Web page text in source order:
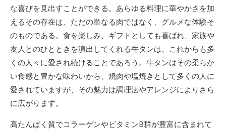
な喜びを見出すことができる。あらゆる料理に華やかさを加
えるその存在は、ただの単なる肉ではなく、グルメな体験そ
のものである。食を楽しみ、ギフトとしても喜ばれ、家族や
友人とのひとときを演出してくれる牛タンは、これからも多
くの人々に愛され続けることであろう。牛タンはその柔らか
い食感と豊かな味わいから、焼肉や塩焼きとして多くの人に
愛されていますが、その魅力は調理法やアレンジによりさら
に広がります。
高たんぱく質でコラーゲンやビタミンB群が豊富に含まれて